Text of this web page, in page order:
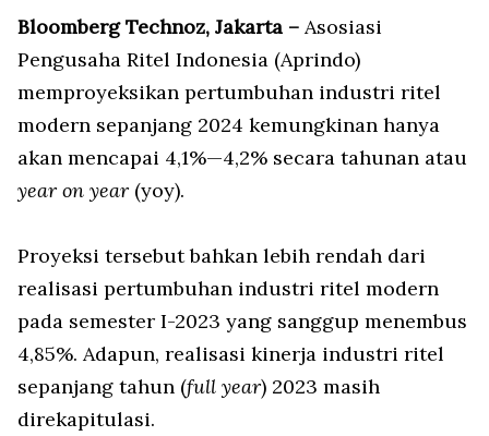
Bloomberg Technoz, Jakarta – Asosiasi
Pengusaha Ritel Indonesia (Aprindo)
memproyeksikan pertumbuhan industri ritel
modern sepanjang 2024 kemungkinan hanya
akan mencapai 4,1%—4,2% secara tahunan atau
year on year (yoy).
Proyeksi tersebut bahkan lebih rendah dari
realisasi pertumbuhan industri ritel modern
pada semester I-2023 yang sanggup menembus
4,85%. Adapun, realisasi kinerja industri ritel
sepanjang tahun (full year) 2023 masih
direkapitulasi.